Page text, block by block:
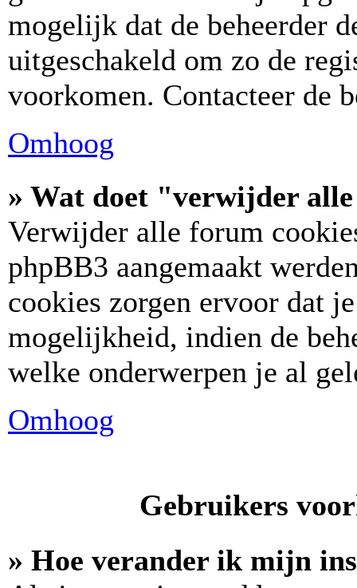
mogelijk dat de beheerder
uitgeschakeld om zo de
voorkomen. Contacteer de
Omhoog
» Wat doet "verwijder
Verwijder alle forum
phpBB3 aangemaakt
cookies zorgen ervoor dat
mogelijkheid, indien de
welke onderwerpen je al
Omhoog
Gebruikers
» Hoe verander ik mijn